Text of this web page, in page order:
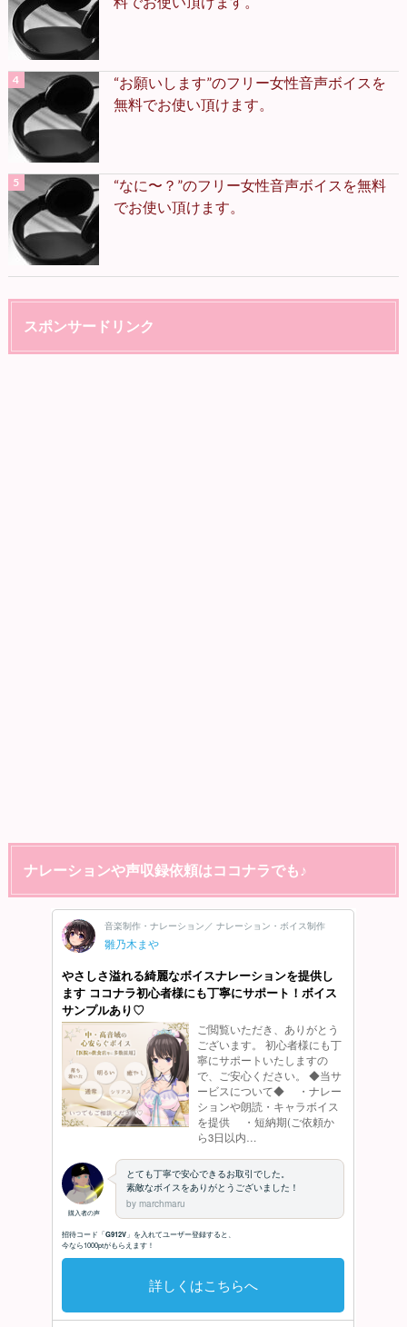
“お願いします”のフリー女性音声ボイスを
無料でお使い頂けます。
“なに〜？”のフリー女性音声ボイスを無料
でお使い頂けます。
スポンサードリンク
ナレーションや声収録依頼はココナラでも♪